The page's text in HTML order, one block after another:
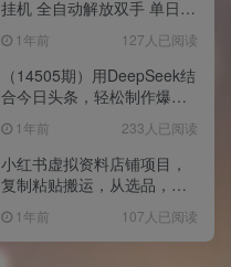
挂机 全自动解放双手 单日
1年前 127人已阅读
（14505期）用DeepSeek结
合今日头条，轻松制作爆款
需简单…
1年前 233人已阅读
小红书虚拟资料店铺项目，
复制粘贴搬运，从选品，上
个月两W
1年前 107人已阅读